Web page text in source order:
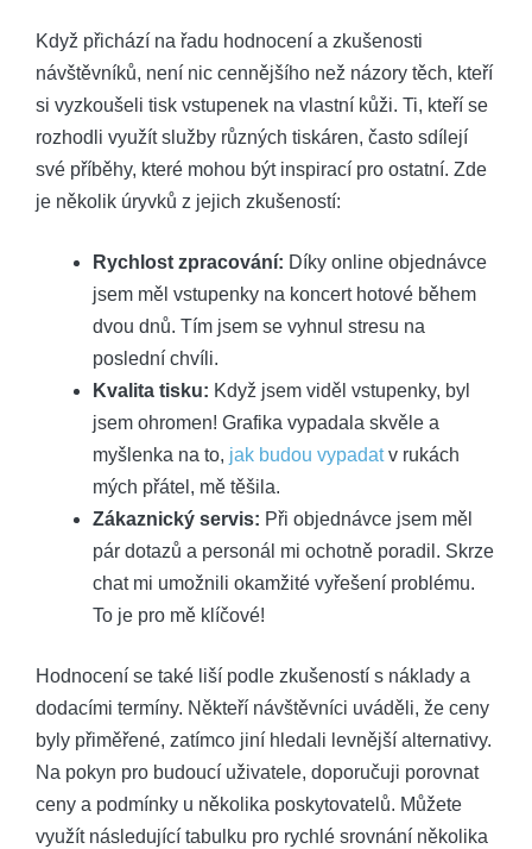
Když přichází na řadu hodnocení a zkušenosti
návštěvníků, není nic cennějšího než názory těch, kteří
si vyzkoušeli tisk vstupenek na vlastní kůži. Ti, kteří se
rozhodli využít služby různých tiskáren, často sdílejí
své příběhy, které mohou být inspirací pro ostatní. Zde
je několik úryvků z jejich zkušeností:
Rychlost zpracování: Díky online objednávce
jsem měl vstupenky na koncert hotové během
dvou dnů. Tím jsem se vyhnul stresu na
poslední chvíli.
Kvalita tisku: Když jsem viděl vstupenky, byl
jsem ohromen! Grafika vypadala skvěle a
myšlenka na to, jak budou vypadatv rukách
mých přátel, mě těšila.
Zákaznický servis: Při objednávce jsem měl
pár dotazů a personál mi ochotně poradil. Skrze
chat mi umožnili okamžité vyřešení problému.
To je pro mě klíčové!
Hodnocení se také liší podle zkušeností s náklady a
dodacími termíny. Někteří návštěvníci uváděli, že ceny
byly přiměřené, zatímco jiní hledali levnější alternativy.
Na pokyn pro budoucí uživatele, doporučuji porovnat
ceny a podmínky u několika poskytovatelů. Můžete
využít následující tabulku pro rychlé srovnání několika